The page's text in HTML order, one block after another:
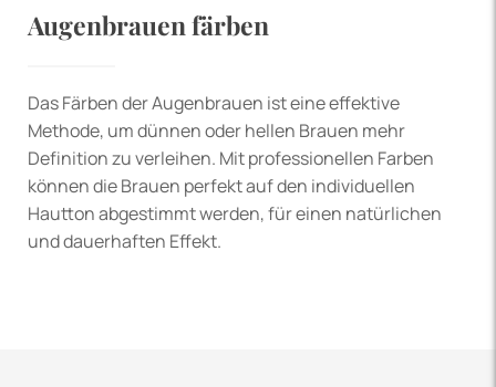
Augenbrauen färben
Das Färben der Augenbrauen ist eine effektive
Methode, um dünnen oder hellen Brauen mehr
Definition zu verleihen. Mit professionellen Farben
können die Brauen perfekt auf den individuellen
Hautton abgestimmt werden, für einen natürlichen
und dauerhaften Effekt.